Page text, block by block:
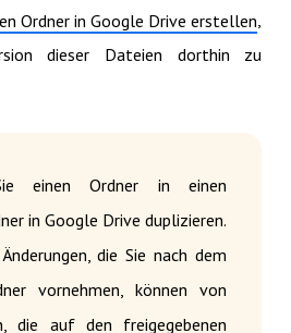
Ordner in Google Drive erstellen
dieser Dateien dorthin zu
einen Ordner in einen
in Google Drive duplizieren.
die Sie nach dem
vornehmen, können von
die auf den freigegebenen